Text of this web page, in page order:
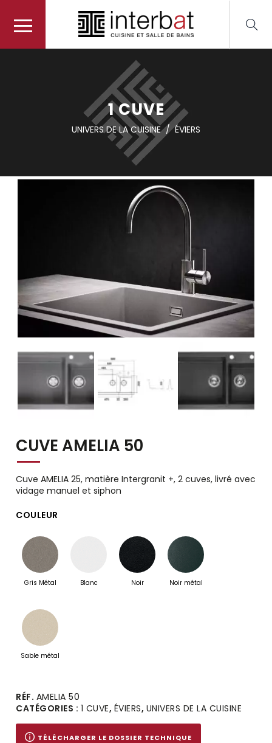
1 CUVE
UNIVERS DE LA CUISINE/ÉVIERS
CUVE AMELIA 50
Cuve AMELIA 25, matière Intergranit +, 2 cuves, livré avec
vidage manuel et siphon
COULEUR
Gris Métal Blanc Noir Noir métal
Sable métal
Alternative:
RÉF. AMELIA 50
CATÉGORIES : 1 CUVE, ÉVIERS, UNIVERS DE LA CUISINE
TÉLÉCHARGER LE DOSSIER TECHNIQUE